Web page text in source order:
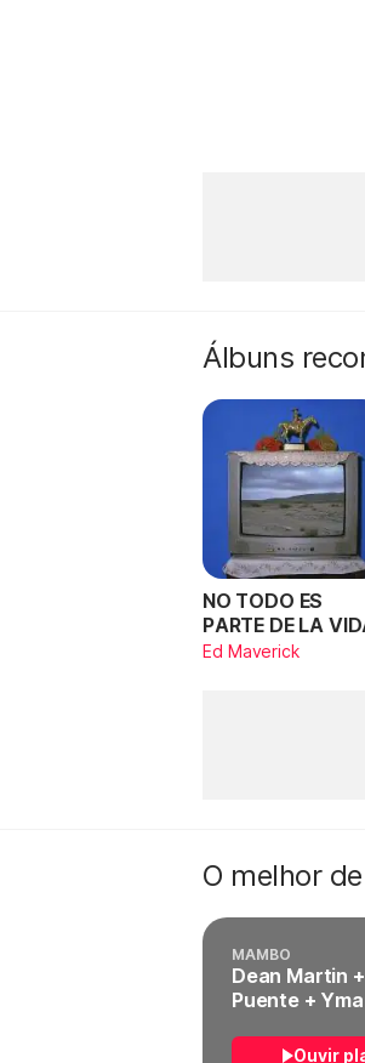
Álbuns
NO TODO ES
PARTE DE LA
Ed Maverick
O melhor
MAMBO
Dean Martin
Puente +
Ouvir